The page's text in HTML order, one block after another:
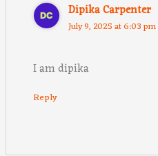
Dipika Carpenter
July 9, 2025 at 6:03 pm
I am dipika
Reply